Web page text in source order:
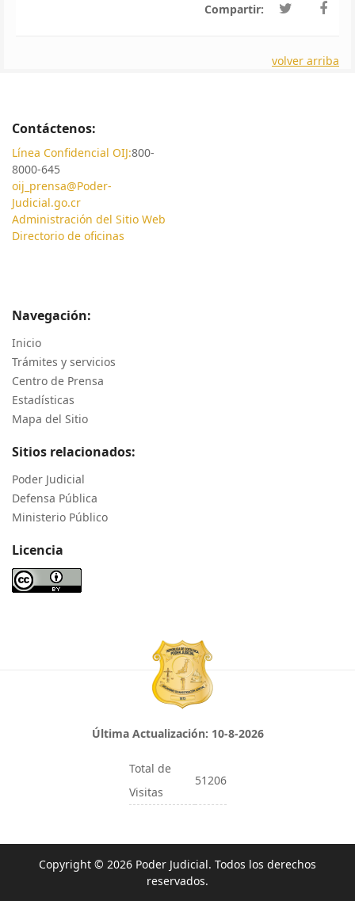
Compartir:
volver arriba
Contáctenos:
Línea Confidencial OIJ:800-
8000-645
oij_prensa@Poder-
Judicial.go.cr
Administración del Sitio Web
Directorio de oficinas
Navegación:
Inicio
Trámites y servicios
Centro de Prensa
Estadísticas
Mapa del Sitio
Sitios relacionados:
Poder Judicial
Defensa Pública
Ministerio Público
Licencia
Última Actualización: 10-8-2026
Total de
Visitas
51206
Copyright © 2026 Poder Judicial. Todos los derechos
reservados.